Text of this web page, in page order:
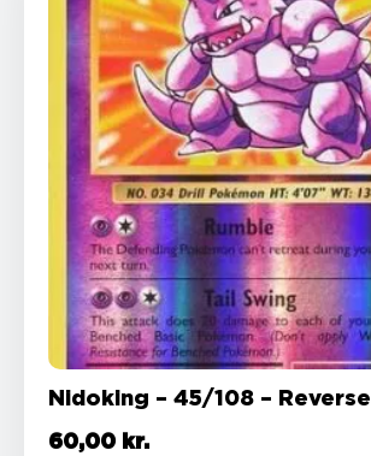
Nidoking – 45/108 – Reverse
60,00 kr.